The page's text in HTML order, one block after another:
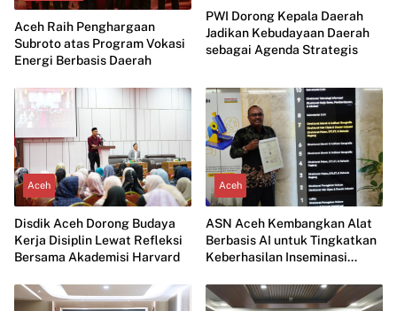
Aceh Raih Penghargaan
Subroto atas Program Vokasi
Energi Berbasis Daerah
PWI Dorong Kepala Daerah
Jadikan Kebudayaan Daerah
sebagai Agenda Strategis
Aceh
Disdik Aceh Dorong Budaya
Kerja Disiplin Lewat Refleksi
Bersama Akademisi Harvard
Aceh
ASN Aceh Kembangkan Alat
Berbasis AI untuk Tingkatkan
Keberhasilan Inseminasi